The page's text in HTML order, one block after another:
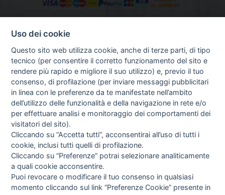
HOME
CHI SIAMO
NOTIZIE
CONTATTI
GUIDA AGLI ACQUISTI
PROCEDURA DI ACQUISTO
PAGAMENTI
DIRITTO DI RECESSO
SPEDIZIONI E COSTI
GESTIONE RESI
NEWSLETTER
Uso dei cookie
Questo sito web utilizza cookie, anche di terze parti, di tipo
tecnico (per consentire il corretto funzionamento del sito e
rendere più rapido e migliore il suo utilizzo) e, previo il tuo
consenso, di profilazione (per inviare messaggi pubblicitari
in linea con le preferenze da te manifestate nell’ambito
dell’utilizzo delle funzionalità e della navigazione in rete e/o
per effettuare analisi e monitoraggio dei comportamenti dei
visitatori del sito).
Cliccando su “Accetta tutti”, acconsentirai all’uso di tutti i
cookie, inclusi tutti quelli di profilazione.
Cliccando su “Preferenze” potrai selezionare analiticamente
a quali cookie acconsentire.
Puoi revocare o modificare il tuo consenso in qualsiasi
momento cliccando sul link “Preferenze Cookie” presente in